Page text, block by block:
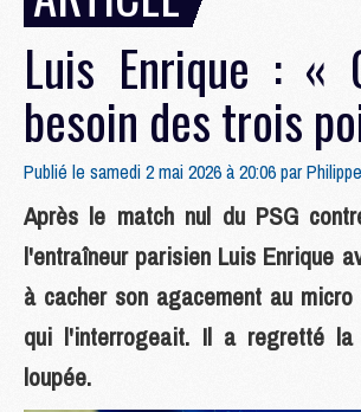
Luis Enrique : «
besoin des trois
Publié le samedi 2 mai 2026 à 20:06 par
Après le match nul du PSG
l'entraîneur parisien Luis Enrique
à cacher son agacement au
qui l'interrogeait. Il a regretté la
loupée.